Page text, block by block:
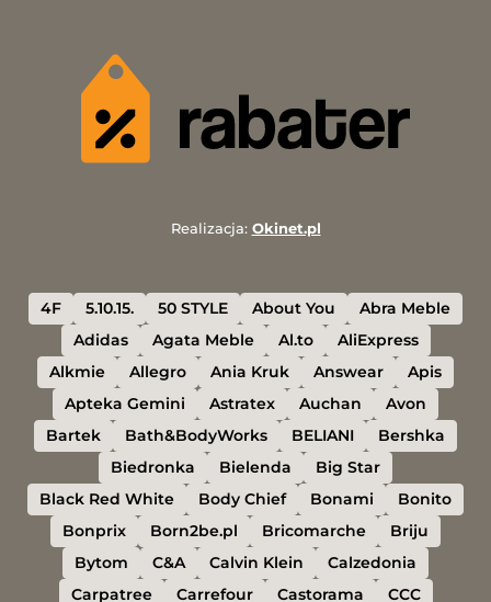
Realizacja: Okinet.pl
4F 5.10.15. 50 STYLE About You
Abra Meble
Adidas
Agata Meble Al.to
AliExpress
Alkmie
Allegro Ania Kruk Answear
Apis
Apteka Gemini
Astratex Auchan
Avon
Bartek
Bath&BodyWorks BELIANI
Bershka
Biedronka
Bielenda
Big Star
Black Red White
Body Chief Bonami
Bonito
Bonprix
Born2be.pl Bricomarche
Briju
Bytom
C&A Calvin Klein
Calzedonia
Carpatree
Carrefour Castorama CCC